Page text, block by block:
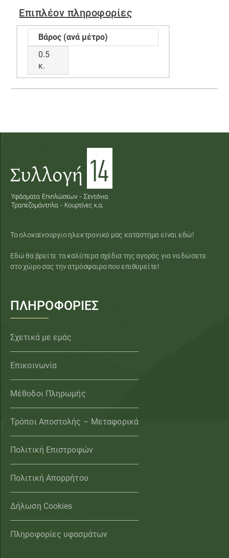
Επιπλέον πληροφορίες
Βάρος (ανά μέτρο)
0.5
κ.
Το ολοκαίνουργιο ηλεκτρονικό μας κατάστημα είναι εδώ!
Εδώ θα βρείτε τα καλύτερα σχέδια της αγοράς για να δώσετε
στο χώρο σας την ατμόσφαιρα που επιθυμείτε!
ΠΛΗΡΟΦΟΡΙΕΣ
Σχετικά με εμάς
Επικοινωνία
Μέθοδοι Πληρωμής
Τρόποι Αποστολής – Μεταφορικά
Πολιτική Επιστροφών
Πολιτική Απορρήτου
Δήλωση Cookies
Πληροφορίες υφασμάτων